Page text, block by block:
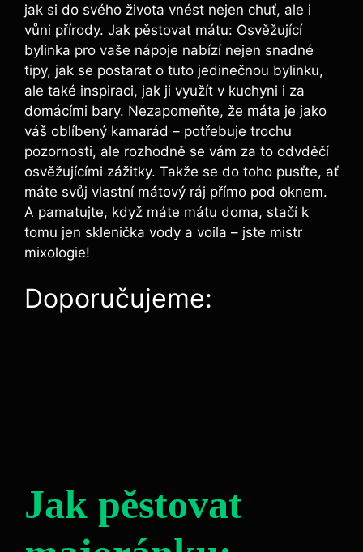
jak si do svého života vnést nejen chuť, ale i
vůni přírody. Jak pěstovat mátu: Osvěžující
bylinka pro vaše nápoje nabízí nejen snadné
tipy, jak se postarat o tuto jedinečnou bylinku,
ale také inspiraci, jak ji využít v kuchyni i za
domácími bary. Nezapomeňte, že máta je jako
váš oblíbený kamarád – potřebuje trochu
pozornosti, ale rozhodně se vám za to odvděčí
osvěžujícími zážitky. Takže se do toho pusťte, ať
máte svůj vlastní mátový ráj přímo pod oknem.
A pamatujte, když máte mátu doma, stačí k
tomu jen sklenička vody a voila – jste mistr
mixologie!
Doporučujeme:
Jak pěstovat